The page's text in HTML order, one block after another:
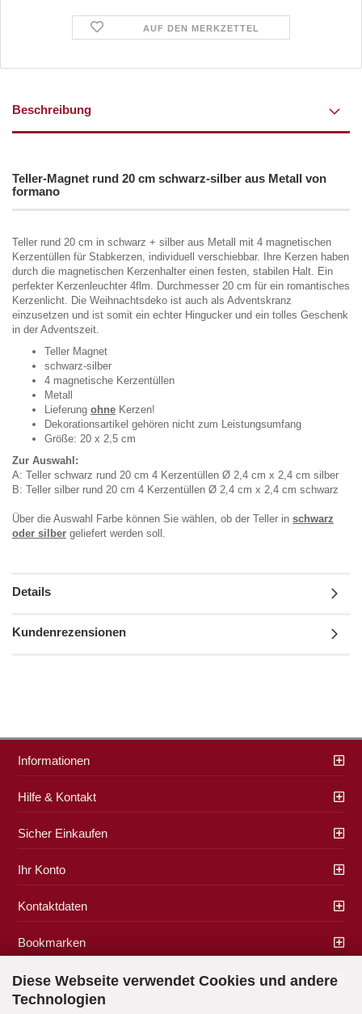
Diese Webseite verwendet Cookies und andere
Technologien
AUF DEN MERKZETTEL
Beschreibung
Teller-Magnet rund 20 cm schwarz-silber aus Metall von
formano
Teller rund 20 cm in schwarz + silber aus Metall mit 4 magnetischen
Kerzentüllen für Stabkerzen, individuell verschiebbar. Ihre Kerzen haben
durch die magnetischen Kerzenhalter einen festen, stabilen Halt. Ein
perfekter Kerzenleuchter 4flm. Durchmesser 20 cm für ein romantisches
Kerzenlicht. Die Weihnachtsdeko ist auch als Adventskranz
einzusetzen und ist somit ein echter Hingucker und ein tolles Geschenk
in der Adventszeit.
Teller Magnet
schwarz-silber
4 magnetische Kerzentüllen
Metall
Lieferung ohne Kerzen!
Dekorationsartikel gehören nicht zum Leistungsumfang
Größe: 20 x 2,5 cm
Zur Auswahl:
A: Teller schwarz rund 20 cm 4 Kerzentüllen Ø 2,4 cm x 2,4 cm silber
B: Teller silber rund 20 cm 4 Kerzentüllen Ø 2,4 cm x 2,4 cm schwarz
Über die Auswahl Farbe können Sie wählen, ob der Teller in schwarz
oder silber geliefert werden soll.
Details
Kundenrezensionen
Informationen
Hilfe & Kontakt
Sicher Einkaufen
Ihr Konto
Kontaktdaten
Bookmarken
Zahlung & Versand